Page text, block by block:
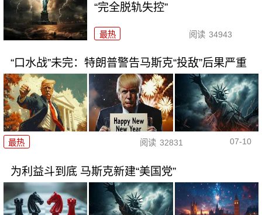
“完全脱轨失控”
最热 阅读 34943
“口水战”未完：特朗普警告马斯克“投敌”后果严重
最热 阅读 32831 07-10
为利益斗到底 马斯克新建“美国党”